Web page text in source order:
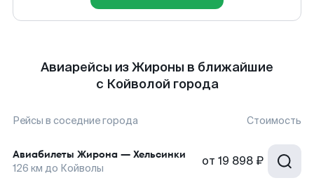
Авиарейсы из Жироны в ближайшие
с Койволой города
Рейсы в соседние города Стоимость
Авиабилеты Жирона — Хельсинки
126 км до Койволы от 19 898 ₽